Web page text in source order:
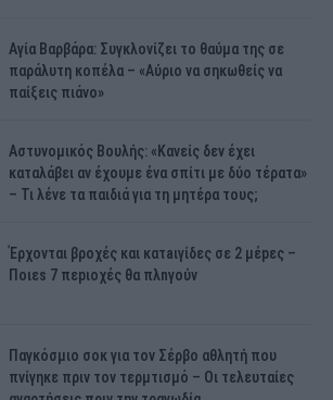
Αγία Βαρβάρα: Συγκλονίζει το θαύμα της σε
παράλυτη κοπέλα – «Αύριο να σηκωθείς να
παίξεις πιάνο»
Αστυνομικός Bουλής: «Κανείς δεν έχει
καταλάβει αν έχουμε ένα σπίτι με δύο τέρατα»
– Τι λένε τα παιδιά για τη μητέρα τους;
Έρχονται βροχές και κατaιγίδες σε 2 μέpες –
Ποιεs 7 πεpιοχές θα πλnγούν
Παγκόσμιο σοκ για τον Σέρβο αθλητή που
πνίγηκε πριν τον τερμτισμό – Οι τελευταίες